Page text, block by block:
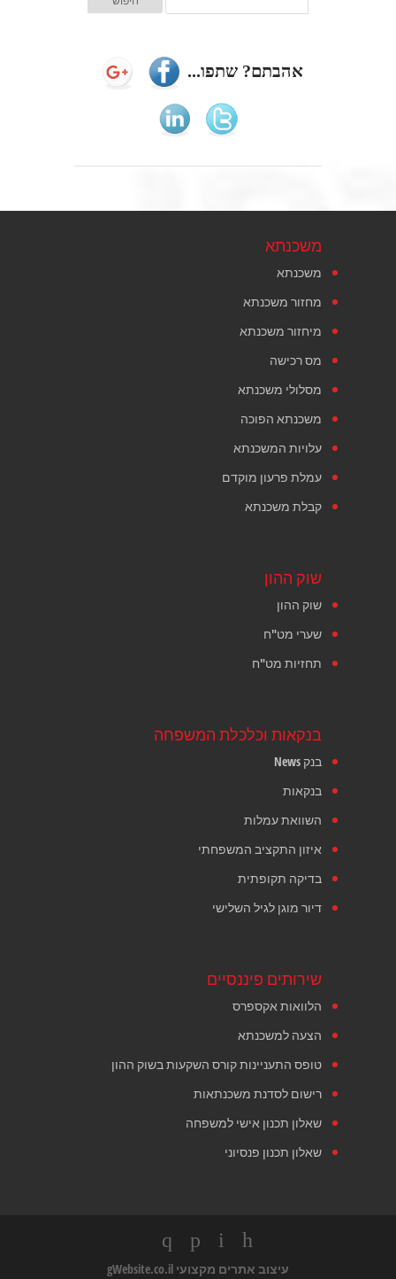
אהבתם? שתפו...
משכנתא
משכנתא
מחזור משכנתא
מיחזור משכנתא
מס רכישה
מסלולי משכנתא
משכנתא הפוכה
עלויות המשכנתא
עמלת פרעון מוקדם
קבלת משכנתא
שוק ההון
שוק ההון
שערי מט"ח
תחזיות מט"ח
בנקאות וכלכלת המשפחה
בנק News
בנקאות
השוואת עמלות
איזון התקציב המשפחתי
בדיקה תקופתית
דיור מוגן לגיל השלישי
שירותים פיננסיים
הלוואות אקספרס
הצעה למשכנתא
טופס התעניינות קורס השקעות בשוק ההון
רישום לסדנת משכנתאות
שאלון תכנון אישי למשפחה
שאלון תכנון פנסיוני
עיצוב אתרים מקצועי